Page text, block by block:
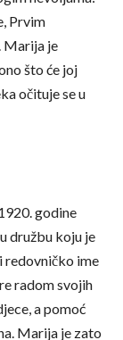
Prvim
Marija je
što će joj
očituje se u
godine
družbu koju je
redovničko ime
radom svojih
a pomoć
Marija je zato